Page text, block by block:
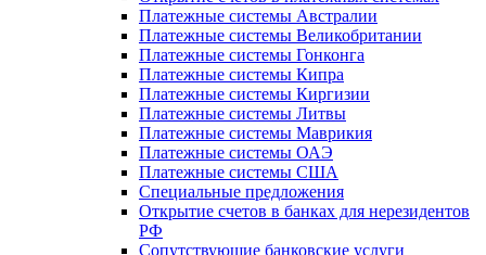
Платежные системы Австралии
Платежные системы Великобритании
Платежные системы Гонконга
Платежные системы Кипра
Платежные системы Киргизии
Платежные системы Литвы
Платежные системы Маврикия
Платежные системы ОАЭ
Платежные системы США
Специальные предложения
Открытие счетов в банках для нерезидентов
РФ
Сопутствующие банковские услуги